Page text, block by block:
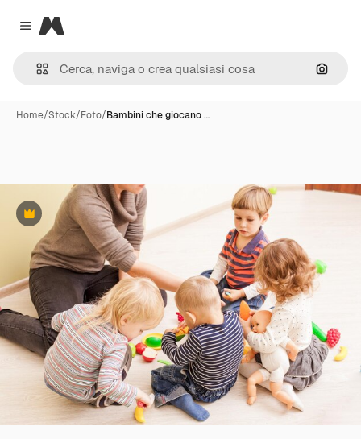
Close menu
Magnific
Cerca
Home/Stock/Foto/Bambini che giocano …
Premium